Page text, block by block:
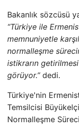
Bakanlık sözcüsü
“Türkiye ile
memnuniyetle
normalleşme
istikrarın
görüyor.”dedi.
Türkiye'nin
Temsilcisi
Normalleşme